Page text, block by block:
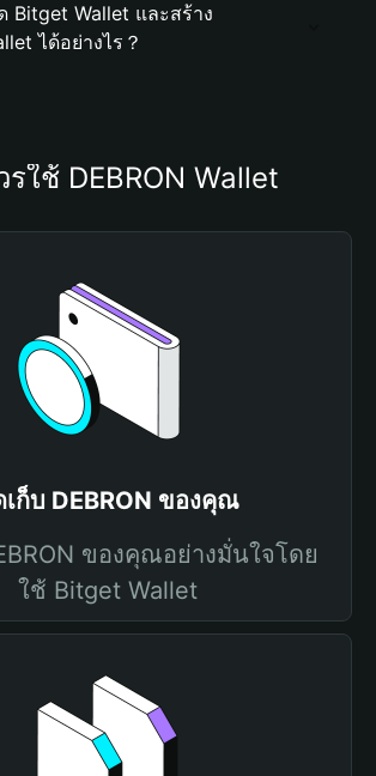
Bitget Wallet และสร้าง
ได้อย่างไร？
รใช้ DEBRON Wallet
เก็บ DEBRON ของคุณ
ของคุณอย่างมั่นใจโดย
ใช้ Bitget Wallet